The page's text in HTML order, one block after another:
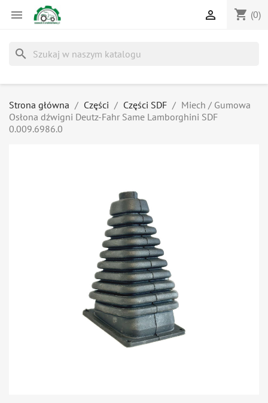
 shopping_cart (0)

search
Strona główna Części Części SDF
Miech / Gumowa
Osłona dźwigni Deutz-Fahr Same Lamborghini SDF
0.009.6986.0